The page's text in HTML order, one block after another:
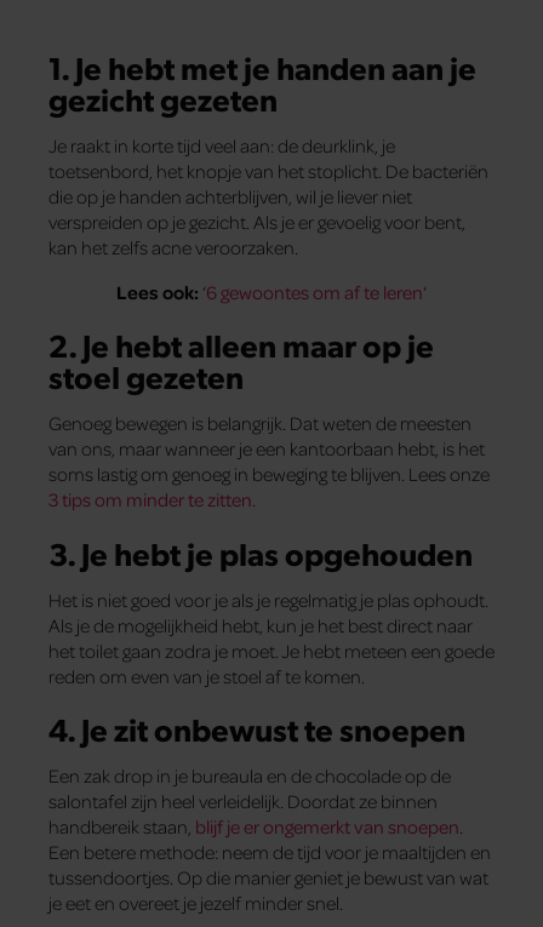
1. Je hebt met je handen aan je
gezicht gezeten
Je raakt in korte tijd veel aan: de deurklink, je
toetsenbord, het knopje van het stoplicht. De bacteriën
die op je handen achterblijven, wil je liever niet
verspreiden op je gezicht. Als je er gevoelig voor bent,
kan het zelfs acne veroorzaken.
Lees ook: ‘6 gewoontes om af te leren‘
2. Je hebt alleen maar op je
stoel gezeten
Genoeg bewegen is belangrijk. Dat weten de meesten
van ons, maar wanneer je een kantoorbaan hebt, is het
soms lastig om genoeg in beweging te blijven. Lees onze
3 tips om minder te zitten.
3. Je hebt je plas opgehouden
Het is niet goed voor je als je regelmatig je plas ophoudt.
Als je de mogelijkheid hebt, kun je het best direct naar
het toilet gaan zodra je moet. Je hebt meteen een goede
reden om even van je stoel af te komen.
4. Je zit onbewust te snoepen
Een zak drop in je bureaula en de chocolade op de
salontafel zijn heel verleidelijk. Doordat ze binnen
handbereik staan, blijf je er ongemerkt van snoepen
Een betere methode: neem de tijd voor je maaltijden en
tussendoortjes. Op die manier geniet je bewust van wat
je eet en overeet je jezelf minder snel.